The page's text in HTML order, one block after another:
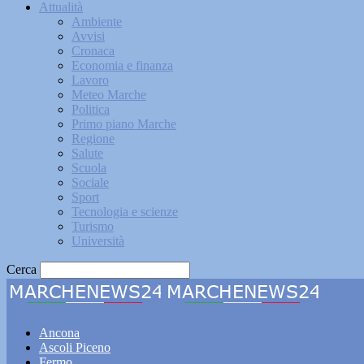
Attualità
Ambiente
Avvisi
Cronaca
Economia e finanza
Lavoro
Meteo Marche
Politica
Primo piano Marche
Regione
Salute
Scuola
Sociale
Sport
Tecnologia e scienze
Turismo
Università
Cerca
Ancona
Ascoli Piceno